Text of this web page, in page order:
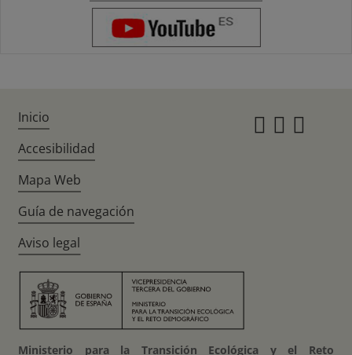
Inicio
Accesibilidad
Mapa Web
Guía de navegación
Aviso legal
Ministerio para la Transición Ecológica y el Reto